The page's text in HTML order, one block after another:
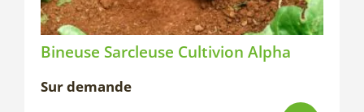
Bineuse Sarcleuse Cultivion Alpha
Sur demande